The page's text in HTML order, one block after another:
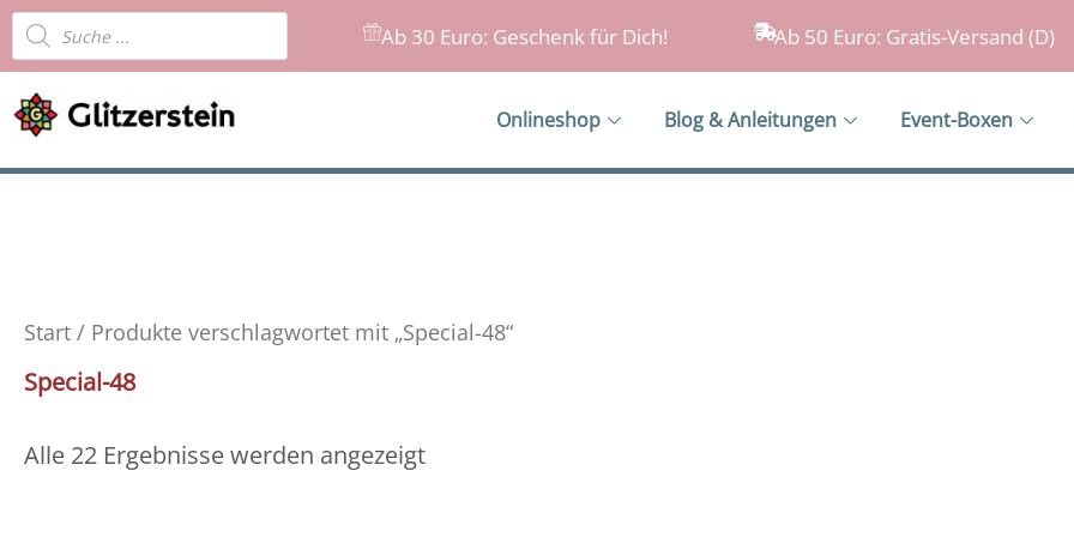
Zum
Inhalt
springen
Products
search Ab 30 Euro: Geschenk für Dich! Ab 50 Euro: Gratis-Versand (D)
Onlineshop Blog & Anleitungen Event-Boxen
Start / Produkte verschlagwortet mit „Special-48“
Special-48
Alle 22 Ergebnisse werden angezeigt